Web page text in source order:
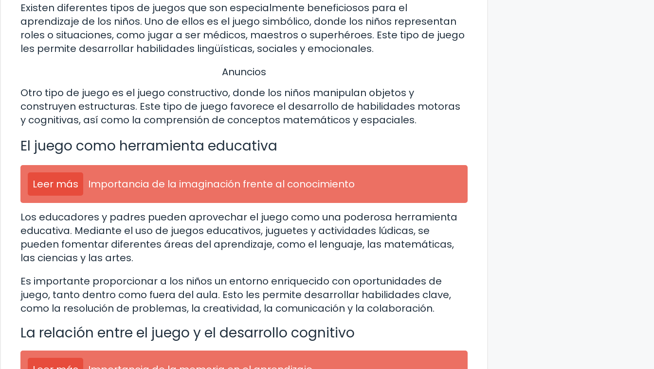
Existen diferentes tipos de juegos que son especialmente beneficiosos para el
aprendizaje de los niños. Uno de ellos es el juego simbólico, donde los niños representan
roles o situaciones, como jugar a ser médicos, maestros o superhéroes. Este tipo de juego
les permite desarrollar habilidades lingüísticas, sociales y emocionales.
Anuncios
Otro tipo de juego es el juego constructivo, donde los niños manipulan objetos y
construyen estructuras. Este tipo de juego favorece el desarrollo de habilidades motoras
y cognitivas, así como la comprensión de conceptos matemáticos y espaciales.
El juego como herramienta educativa
Leer más Importancia de la imaginación frente al conocimiento
Los educadores y padres pueden aprovechar el juego como una poderosa herramienta
educativa. Mediante el uso de juegos educativos, juguetes y actividades lúdicas, se
pueden fomentar diferentes áreas del aprendizaje, como el lenguaje, las matemáticas,
las ciencias y las artes.
Es importante proporcionar a los niños un entorno enriquecido con oportunidades de
juego, tanto dentro como fuera del aula. Esto les permite desarrollar habilidades clave,
como la resolución de problemas, la creatividad, la comunicación y la colaboración.
La relación entre el juego y el desarrollo cognitivo